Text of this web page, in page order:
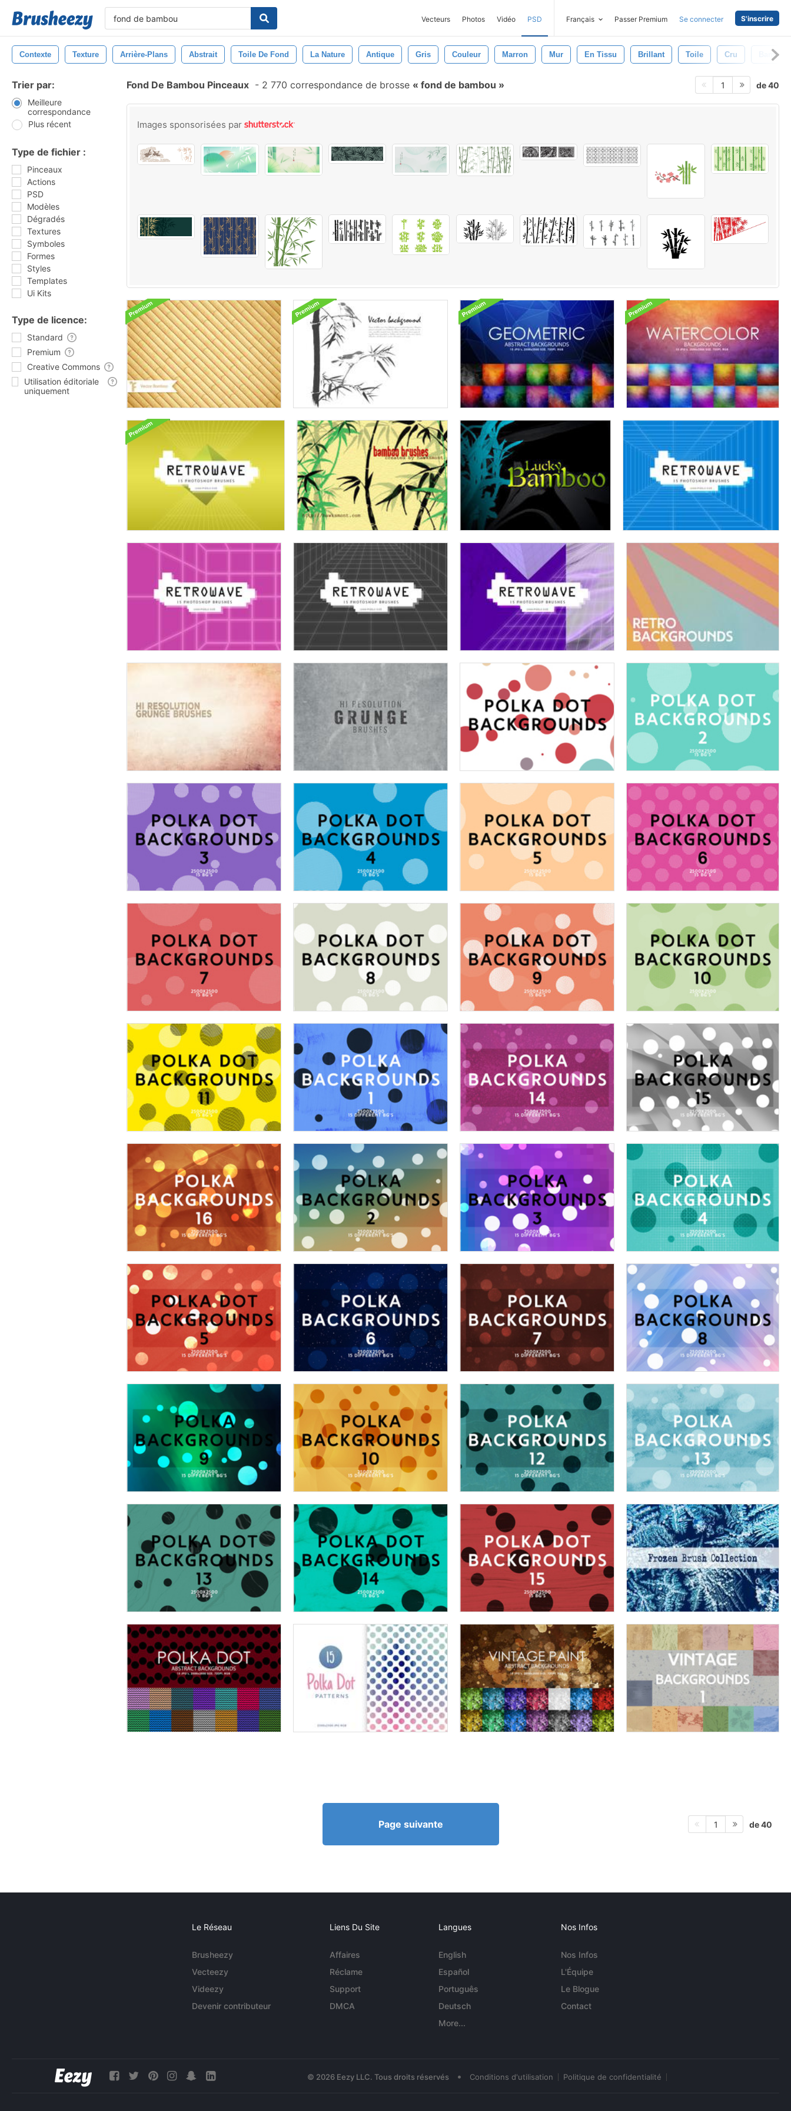
Vecteurs Photos Vidéo PSD Français Passer Premium Se connecter S'inscrire
Contexte Texture Arrière-Plans Abstrait Toile De Fond La Nature Antique Gris Couleur Marron Mur En Tissu Brillant Toile Cru Bambou
Trier par:
Meilleure
correspondance
Plus récent
Type de fichier :
Pinceaux
Actions
PSD
Modèles
Dégradés
Textures
Symboles
Formes
Styles
Templates
Ui Kits
Type de licence:
Standard
Premium
Creative Commons
Utilisation éditoriale
uniquement
Fond De Bambou Pinceaux - 2 770 correspondance de brosse fond de bambou 1 de 40
Images sponsorisées par
Page suivante 1 de 40
Le Réseau
Brusheezy
Vecteezy
Videezy
Devenir contributeur
Liens Du Site
Affaires
Réclame
Support
DMCA
Langues
English
Español
Português
Deutsch
More...
Nos Infos
Nos Infos
L'Équipe
Le Blogue
Contact
© 2026 Eezy LLC. Tous droits réservés • Conditions d'utilisation Politique de confidentialité